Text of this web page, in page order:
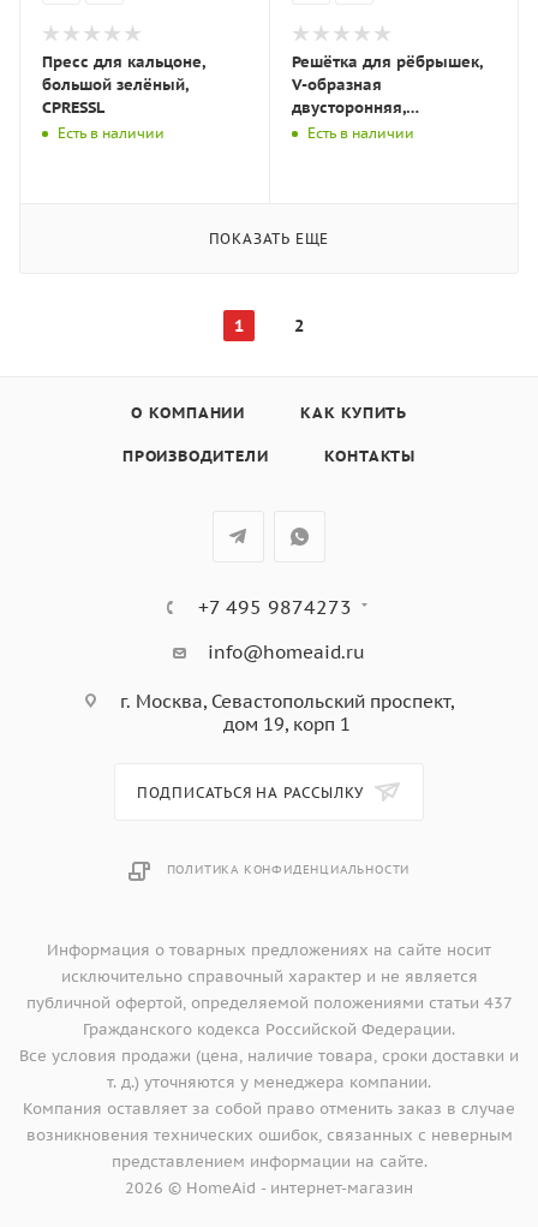
Пресс для кальцоне,
большой зелёный,
CPRESSL
Есть в наличии
Решётка для рёбрышек,
V-образная
двусторонняя,
эмалированная, 6
Есть в наличии
ПОКАЗАТЬ ЕЩЕ
1 2
О КОМПАНИИ КАК КУПИТЬ
ПРОИЗВОДИТЕЛИ КОНТАКТЫ
+7 495 9874273
info@homeaid.ru
г. Москва, Севастопольский проспект,
дом 19, корп 1
ПОДПИСАТЬСЯ НА РАССЫЛКУ
ПОЛИТИКА КОНФИДЕНЦИАЛЬНОСТИ
Информация о товарных предложениях на сайте носит
исключительно справочный характер и не является
публичной офертой, определяемой положениями статьи 437
Гражданского кодекса Российской Федерации.
Все условия продажи (цена, наличие товара, сроки доставки и
т. д.) уточняются у менеджера компании.
Компания оставляет за собой право отменить заказ в случае
возникновения технических ошибок, связанных с неверным
представлением информации на сайте.
2026 © HomeAid - интернет-магазин